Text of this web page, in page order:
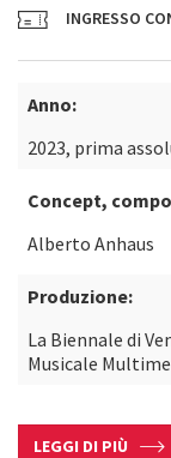
INGRESSO
Anno:
2023, prima
Concept,
Alberto Anhaus
Produzione:
La Biennale di
Musicale
LEGGI DI PIÙ